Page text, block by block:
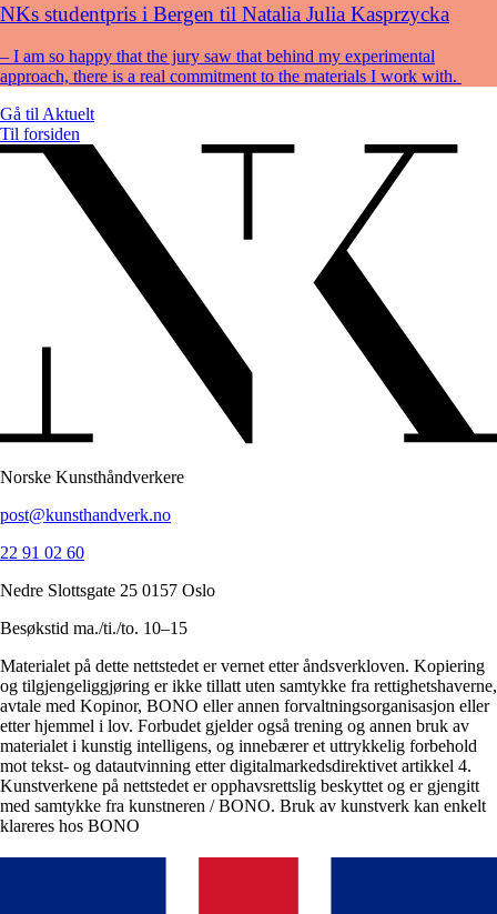
NKs studentpris i Bergen til Natalia Julia Kasprzycka
– I am so happy that the jury saw that behind my experimental
approach, there is a real commitment to the materials I work with.
Gå til Aktuelt
Til forsiden
Norske Kunsthåndverkere
post@kunsthandverk.no
22 91 02 60
Nedre Slottsgate 25 0157 Oslo
Besøkstid ma./ti./to. 10–15
Materialet på dette nettstedet er vernet etter åndsverkloven. Kopiering
og tilgjengeliggjøring er ikke tillatt uten samtykke fra rettighetshaverne,
avtale med Kopinor, BONO eller annen forvaltningsorganisasjon eller
etter hjemmel i lov. Forbudet gjelder også trening og annen bruk av
materialet i kunstig intelligens, og innebærer et uttrykkelig forbehold
mot tekst- og datautvinning etter digitalmarkedsdirektivet artikkel 4.
Kunstverkene på nettstedet er opphavsrettslig beskyttet og er gjengitt
med samtykke fra kunstneren / BONO. Bruk av kunstverk kan enkelt
klareres hos BONO